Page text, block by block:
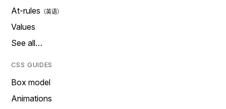
At-rules
Values
See all…
CSS GUIDES
Box model
Animations